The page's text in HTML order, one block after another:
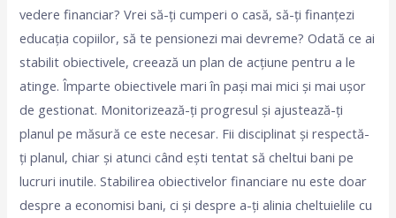
vedere financiar? Vrei să-ți cumperi o casă, să-ți finanțezi
educația copiilor, să te pensionezi mai devreme? Odată ce ai
stabilit obiectivele, creează un plan de acțiune pentru a le
atinge. Împarte obiectivele mari în pași mai mici și mai ușor
de gestionat. Monitorizează-ți progresul și ajustează-ți
planul pe măsură ce este necesar. Fii disciplinat și respectă-
ți planul, chiar și atunci când ești tentat să cheltui bani pe
lucruri inutile. Stabilirea obiectivelor financiare nu este doar
despre a economisi bani, ci și despre a-ți alinia cheltuielile cu